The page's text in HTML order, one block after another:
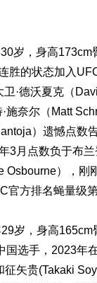
岁，身高
胜的状态加入
·德沃夏克（
施奈尔（Matt
）遗憾点数
3月点数负于布
Osbourne），刚
官方排名蝇量级
岁，身高
选手，2023年
矢贵(Takaki